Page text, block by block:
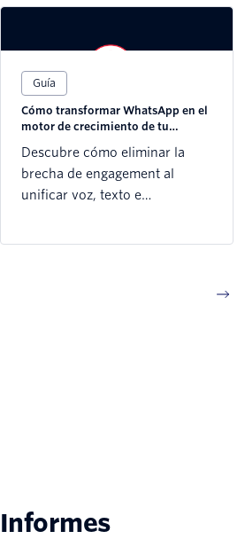
Guía
Cómo transformar WhatsApp en el
motor de crecimiento de tu
Descubre cómo eliminar la
brecha de engagement al
unificar voz, texto e
Informes